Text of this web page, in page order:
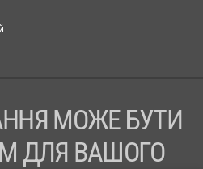
МОЖЕ БУТИ
ДЛЯ ВАШОГО